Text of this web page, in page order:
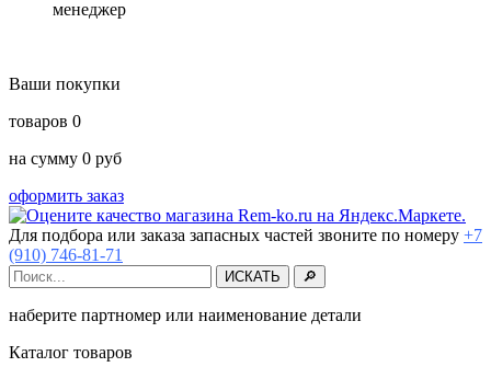
менеджер
Ваши покупки
товаров 0
на сумму 0 руб
оформить заказ
Для подбора или заказа запасных частей звоните по номеру +7
(910) 746-81-71
наберите партномер или наименование детали
Каталог товаров